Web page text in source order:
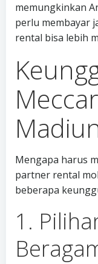
memungkinkan
perlu membayar
rental bisa lebih
Mengapa harus
partner rental
beberapa
1.